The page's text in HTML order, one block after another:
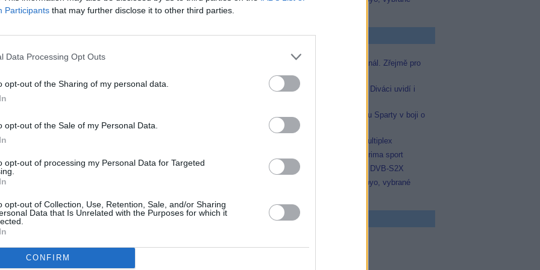
Participants that may further disclose it to other third parties.
Data Processing Opt Outs
opt-out of the Sharing of my personal data.
opt-out of the Sale of my Personal Data.
opt-out of processing my Personal Data for Targeted
opt-out of Collection, Use, Retention, Sale, and/or Sharing
Data that Is Unrelated with the Purposes for which it
CONFIRM
4K platformou
licenci?
do roku 2020
4K platformou
do roku 2020
do Afriky
• linkový střídač • mzda 48.400 Kč • příspěvek na
• obsluha CNC strojů • mzda 48.400 Kč • náborový
Top Zprávičky
Skylink spustil nový Test kanál. Zřejmě pro
Prima sport
Oneplay zařadí Prima sport. Diváci uvidí i
Prima sport odvysílá i odvetu Sparty v boji o
Ligu mistrů
Operátor Du převzal další multiplex
Antik TV potvrdil zařazení Prima sport
Televisa Networks přešla na DVB-S2X
Niké liga opět komplet na Voyo, vybrané
TV program